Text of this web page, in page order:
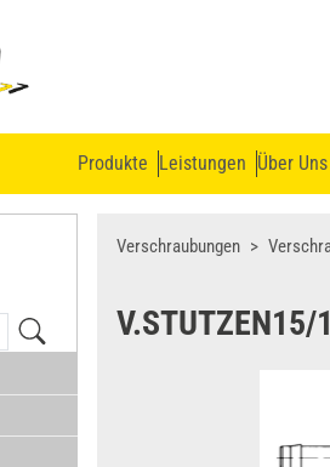
Produkte Leistungen Über Uns
Verschraubungen
V.STUTZEN15/